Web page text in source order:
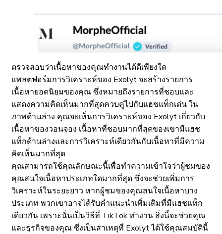
ตรวจสอบว่าเนื้อหาของคุณทำงานได้ดีเพียงใด
แพลตฟอร์มการวิเคราะห์ของ Exolyt จะสร้างรายการ
เนื้อหายอดนิยมของคุณ ซึ่งหมายถึงรายการที่ชอบและ
แสดงความคิดเห็นมากที่สุดควบคู่ไปกับแฮชแท็กเด่น ใน
ภาพด้านล่าง คุณจะเห็นการวิเคราะห์ของ Exolyt เกี่ยวกับ
เนื้อหาของวอนจอง เนื้อหาที่ชอบมากที่สุดของเขามีแฮช
แท็กด้านล่างและการวิเคราะห์เดียวกันกับเนื้อหาที่มีความ
คิดเห็นมากที่สุด
คุณสามารถใช้คุณลักษณะนี้เพื่อทำความเข้าใจว่าผู้ชมของ
คุณสนใจเนื้อหาประเภทใดมากที่สุด ซึ่งจะช่วยเพิ่มการ
วิเคราะห์ในระยะยาว หากผู้ชมของคุณสนใจเนื้อหาบาง
ประเภท พวกเขาอาจได้รับคำแนะนำเพิ่มเติมที่มีแฮชแท็ก
เดียวกัน เพราะนั่นเป็นวิธีที่ TikTok ทำงาน สิ่งนี้จะช่วยคุณ
และธุรกิจของคุณ ซึ่งเป็นสาเหตุที่ Exolyt ได้ใช้คุณสมบัตินี้